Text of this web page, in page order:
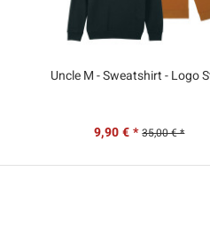
Uncle M - Sweatshirt - Logo
9,90 € * 35,00 € *